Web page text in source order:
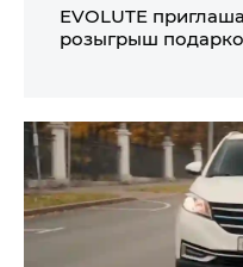
EVOLUTE
розыгрыш